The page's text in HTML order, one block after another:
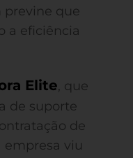
previne que
a eficiência
Elite, que
de suporte
de
empresa viu